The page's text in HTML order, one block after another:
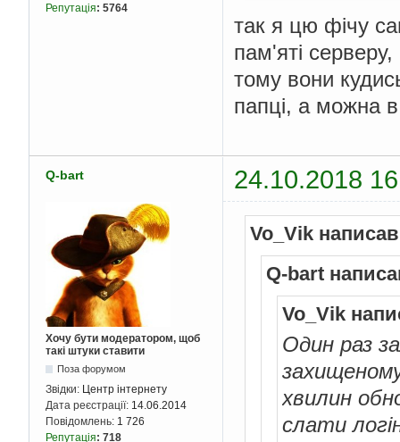
Репутація: 5764
так я цю фічу
пам'яті
тому вони
папці, а можна
Q-bart 24.10.2018
Хочу бути модератором, щоб
такі штуки ставити
Поза форумом
Звідки: Центр інтернету
Дата реєстрації: 14.06.2014
Повідомлень: 1 726
Репутація: 718
Vo_Vik
Q-bart
Vo_Vik
Один раз
хвилин
слати